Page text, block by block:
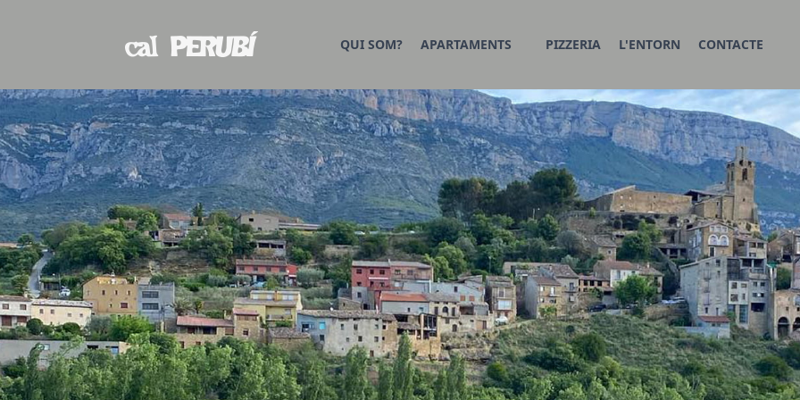
QUI SOM? APARTAMENTS PIZZERIA L'ENTORN CONTACTE